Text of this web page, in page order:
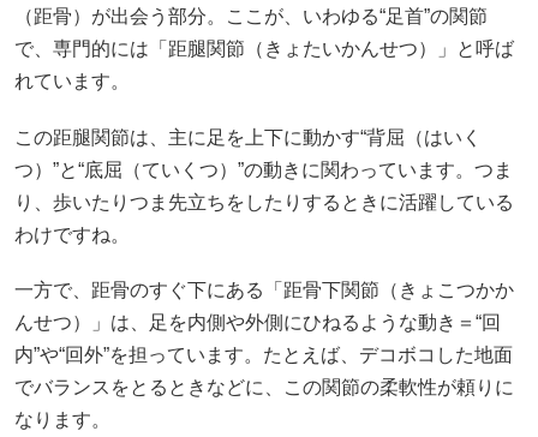
（距骨）が出会う部分。ここが、いわゆる“足首”の関節
で、専門的には「距腿関節（きょたいかんせつ）」と呼ば
れています。
この距腿関節は、主に足を上下に動かす“背屈（はいく
つ）”と“底屈（ていくつ）”の動きに関わっています。つま
り、歩いたりつま先立ちをしたりするときに活躍している
わけですね。
一方で、距骨のすぐ下にある「距骨下関節（きょこつかか
んせつ）」は、足を内側や外側にひねるような動き＝“回
内”や“回外”を担っています。たとえば、デコボコした地面
でバランスをとるときなどに、この関節の柔軟性が頼りに
なります。